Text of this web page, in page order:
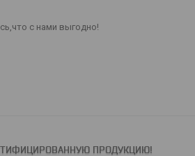
с нами выгодно!
ПРОДУКЦИЮ!